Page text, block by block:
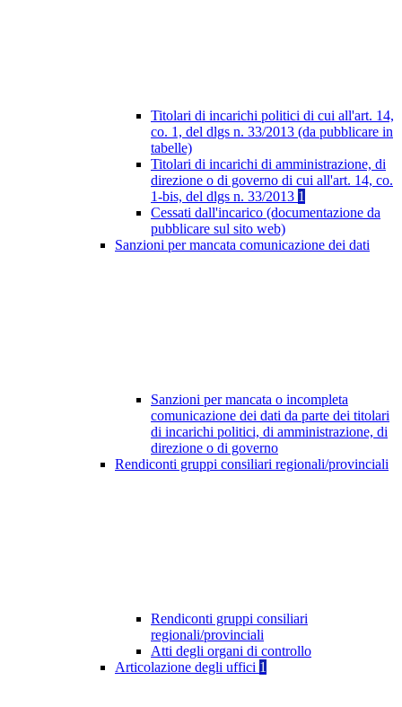
Titolari di incarichi politici di cui all'art. 14,
co. 1, del dlgs n. 33/2013 (da pubblicare in
tabelle)
Titolari di incarichi di amministrazione, di
direzione o di governo di cui all'art. 14, co.
1-bis, del dlgs n. 33/2013 1
Cessati dall'incarico (documentazione da
pubblicare sul sito web)
Sanzioni per mancata comunicazione dei dati
Sanzioni per mancata o incompleta
comunicazione dei dati da parte dei titolari
di incarichi politici, di amministrazione, di
direzione o di governo
Rendiconti gruppi consiliari regionali/provinciali
Rendiconti gruppi consiliari
regionali/provinciali
Atti degli organi di controllo
Articolazione degli uffici 1